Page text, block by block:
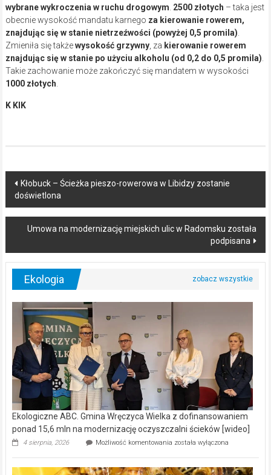
wybrane wykroczenia w ruchu drogowym 2500 złotych – taka jest
obecnie wysokość mandatu karnego za kierowanie rowerem,
znajdując się w stanie nietrzeźwości (powyżej 0,5 promila)
Zmieniła się takżewysokość grzywny, za kierowanie rowerem
znajdując się w stanie po użyciu alkoholu (od 0,2 do 0,5 promila)
Takie zachowanie może zakończyć się mandatem w wysokości
1000 złotych
K KIK
Post
navigation
Kłobuck – Ścieżka pieszo-rowerowa w Libidzy zostanie
doświetlona
Umowa na modernizację miejskich ulic w Radomsku została
podpisana
Ekologia
Ekologiczne ABC. Gmina Wręczyca Wielka z dofinansowaniem
ponad 15,6 mln na modernizację oczyszczalni ścieków [wideo]
4 sierpnia, 2026 Możliwość komentowania Ekologiczne
Wręczyca
została wyłączona